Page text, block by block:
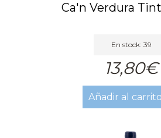
Ca'n Verdura
En stock: 39
13,80€
Añadir al carrito